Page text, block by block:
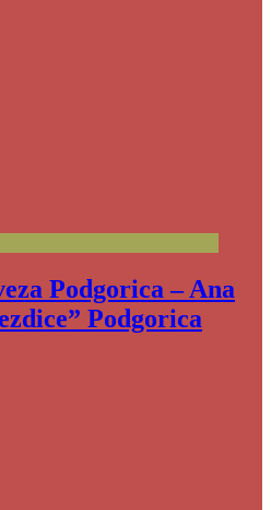
Podgorica – Ana
Podgorica